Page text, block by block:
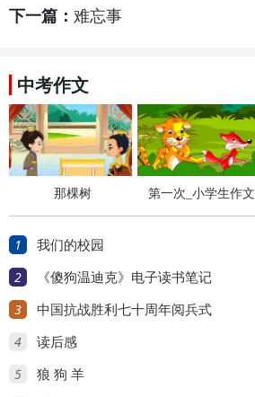
下一篇： 难忘事
中考作文
那棵树
第一次_小学生作文
园地
1 我们的校园
2 《傻狗温迪克》电子读书笔记
3 中国抗战胜利七十周年阅兵式
4 读后感
5 狼 狗 羊